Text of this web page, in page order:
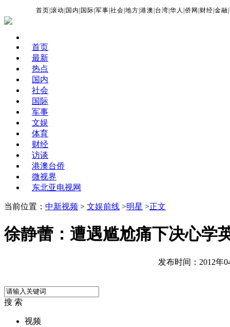
首页 |滚动 国内 国际 |军事 |社会 |地方 |港澳 台湾 |华人 |侨网 财经 |金融 |
首页
最新
热点
国内
社会
国际
军事
文娱
体育
财经
访谈
港澳台侨
微视界
东北亚电视网
当前位置： 中新视频 > 文娱前线 >明星 >正文
徐静蕾：遭遇尴尬痛下决心学
发布时间：2012年
搜 索
视频